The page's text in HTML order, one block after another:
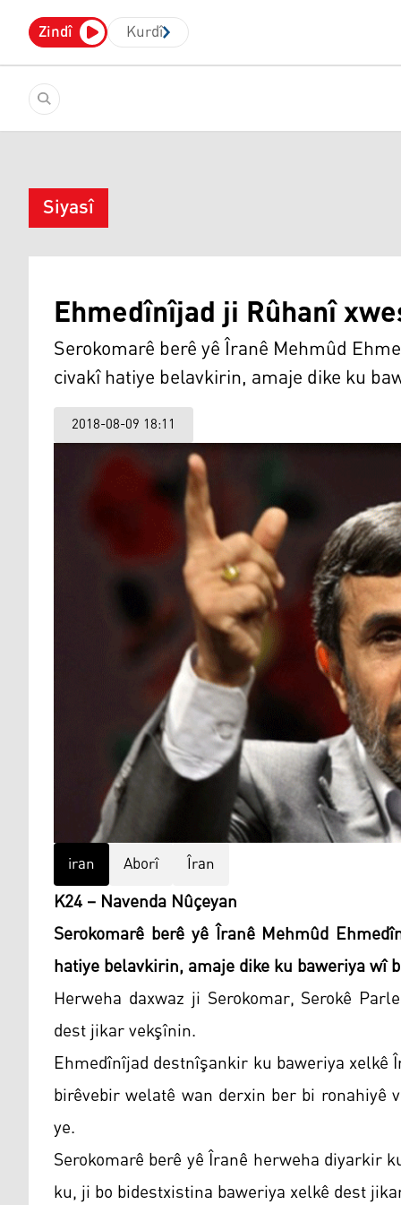
Zindî Kurdî
Siyasî
Ehmedînîjad ji Rûhanî
Serokomarê berê yê Îranê Mehmûd
civakî hatiye belavkirin, amaje dike ku
2018-08-09 18:11
iran Aborî Îran
K24 – Navenda Nûçeyan
Serokomarê berê yê Îranê Mehmûd
hatiye belavkirin, amaje dike ku baweriya wî
Herweha daxwaz ji Serokomar, Serokê
dest jikar vekşînin.
Ehmedînîjad destnîşankir ku baweriya
birêvebir welatê wan derxin ber bi ronahiyê
ye.
Serokomarê berê yê Îranê herweha diyarkir
ku, ji bo bidestxistina baweriya xelkê dest